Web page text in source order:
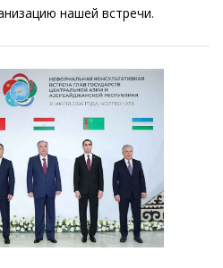
нашей встречи.